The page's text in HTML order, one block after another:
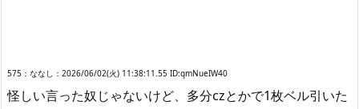
575：ななし：2026/06/02(火) 11:38:11.55 ID:qmNueIW40
怪しい言った奴じゃないけど、多分czとかで1枚ベル引いた